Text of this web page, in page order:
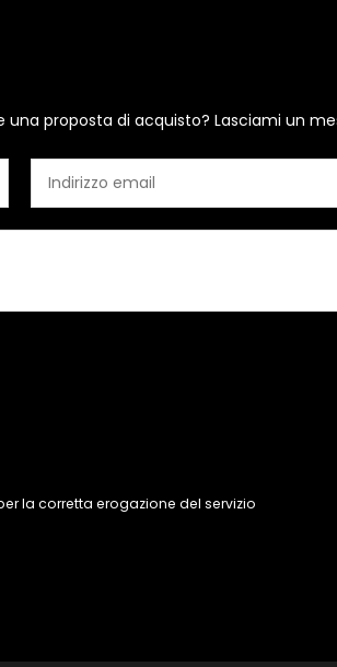
proposta di acquisto? Lasciami un
la corretta erogazione del servizio